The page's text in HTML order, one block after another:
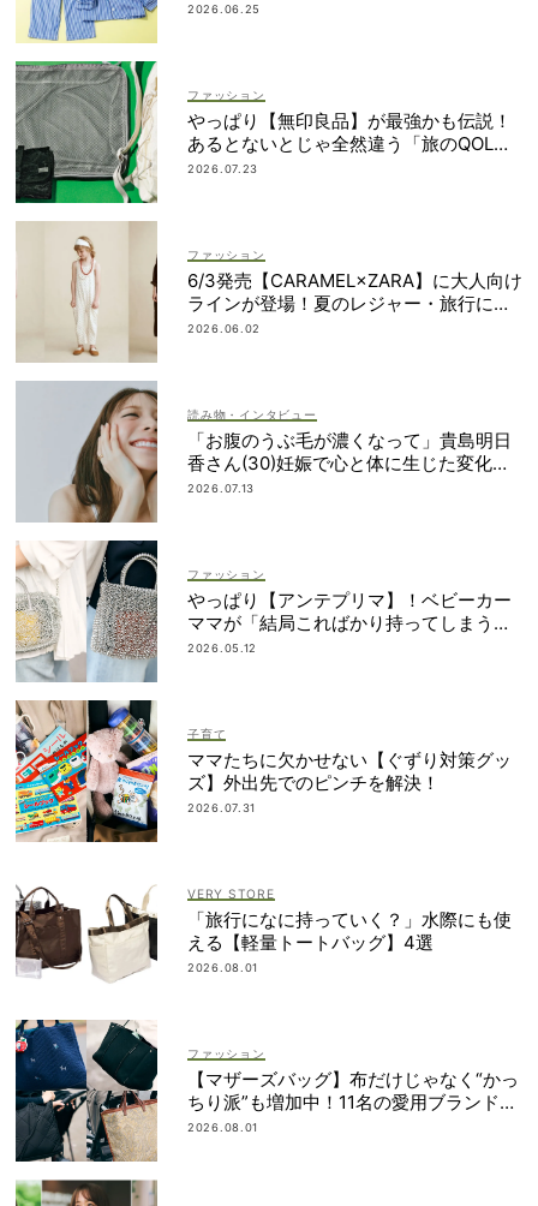
2026.06.25
ファッション
やっぱり【無印良品】が最強かも伝説！
あるとないとじゃ全然違う「旅のQOL爆
上げアイテム」
2026.07.23
ファッション
6/3発売【CARAMEL×ZARA】に大人向け
ラインが登場！夏のレジャー・旅行にも
おすすめ
2026.06.02
読み物・インタビュー
「お腹のうぶ毛が濃くなって」貴島明日
香さん(30)妊娠で心と体に生じた変化も
「愛しいです」
2026.07.13
ファッション
やっぱり【アンテプリマ】！ベビーカー
ママが「結局こればかり持ってしまう」
納得の理由
2026.05.12
子育て
ママたちに欠かせない【ぐずり対策グッ
ズ】外出先でのピンチを解決！
2026.07.31
VERY STORE
「旅行になに持っていく？」水際にも使
える【軽量トートバッグ】4選
2026.08.01
ファッション
【マザーズバッグ】布だけじゃなく“かっ
ちり派”も増加中！11名の愛用ブランド
は？
2026.08.01